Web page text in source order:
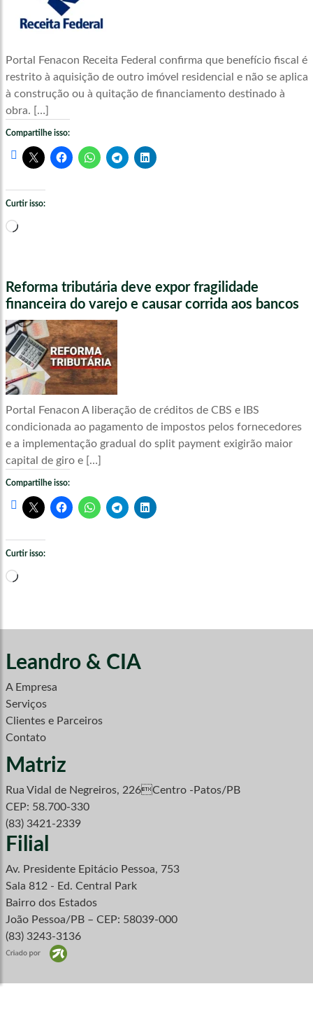
Portal Fenacon Receita Federal confirma que benefício fiscal é
restrito à aquisição de outro imóvel residencial e não se aplica
à construção ou à quitação de financiamento destinado à
obra. […]
Compartilhe isso:
Curtir isso:
Carregando...
Reforma tributária deve expor fragilidade
financeira do varejo e causar corrida aos bancos
Portal Fenacon A liberação de créditos de CBS e IBS
condicionada ao pagamento de impostos pelos fornecedores
e a implementação gradual do split payment exigirão maior
capital de giro e […]
Compartilhe isso:
Curtir isso:
Carregando...
Leandro & CIA
A Empresa
Serviços
Clientes e Parceiros
Contato
Matriz
Rua Vidal de Negreiros, 226Centro -Patos/PB
CEP: 58.700-330
(83) 3421-2339
Filial
Av. Presidente Epitácio Pessoa, 753
Sala 812 - Ed. Central Park
Bairro dos Estados
João Pessoa/PB – CEP: 58039-000
(83) 3243-3136